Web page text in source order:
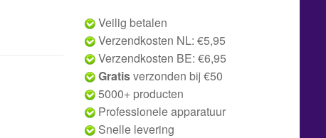
Veilig betalen
Verzendkosten NL: €5,95
Verzendkosten BE: €6,95
Gratisverzonden bij €50
5000+ producten
Professionele apparatuur
Snelle levering